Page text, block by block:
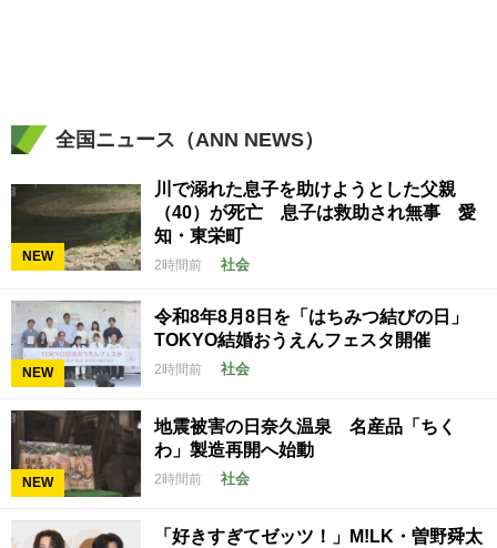
全国ニュース（ANN NEWS）
NEW
川で溺れた息子を助けようとした父親
（40）が死亡 息子は救助され無事 愛
知・東栄町
2時間前 社会
NEW
令和8年8月8日を「はちみつ結びの日」
TOKYO結婚おうえんフェスタ開催
2時間前 社会
NEW
地震被害の日奈久温泉 名産品「ちく
わ」製造再開へ始動
2時間前 社会
「好きすぎてゼッツ！」M!LK・曽野舜太